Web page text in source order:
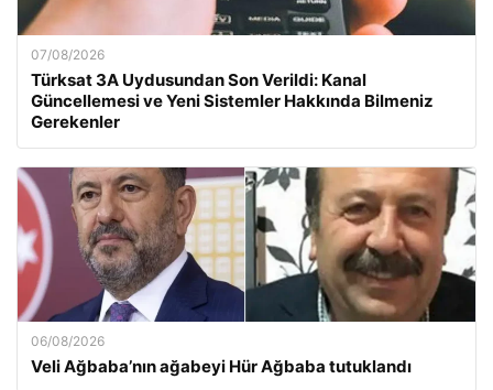
07/08/2026
Türksat 3A Uydusundan Son Verildi: Kanal
Güncellemesi ve Yeni Sistemler Hakkında Bilmeniz
Gerekenler
06/08/2026
Veli Ağbaba’nın ağabeyi Hür Ağbaba tutuklandı